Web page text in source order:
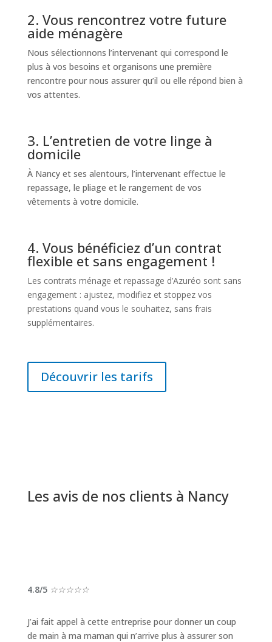
2. Vous rencontrez votre future
aide ménagère
Nous sélectionnons l’intervenant qui correspond le
plus à vos besoins et organisons une première
rencontre pour nous assurer qu’il ou elle répond bien à
vos attentes.
3. L’entretien de votre linge à
domicile
À Nancy et ses alentours, l’intervenant effectue le
repassage, le pliage et le rangement de vos
vêtements à votre domicile.
4. Vous bénéficiez d’un contrat
flexible et sans engagement !
Les contrats ménage et repassage d’Azuréo sont sans
engagement : ajustez, modifiez et stoppez vos
prestations quand vous le souhaitez, sans frais
supplémentaires.
Découvrir les tarifs
Les avis de nos clients à Nancy
4.8/5 ☆☆☆☆☆
J’ai fait appel à cette entreprise pour donner un coup
de main à ma maman qui n’arrive plus à assurer son